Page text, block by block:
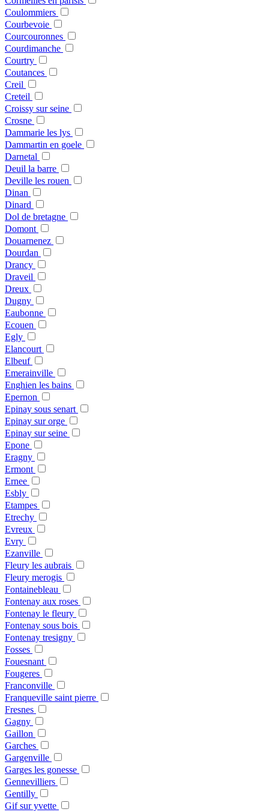
Coulommiers
Courbevoie
Courcouronnes
Courdimanche
Courtry
Coutances
Creil
Creteil
Croissy sur seine
Crosne
Dammarie les lys
Dammartin en goele
Darnetal
Deuil la barre
Deville les rouen
Dinan
Dinard
Dol de bretagne
Domont
Douarnenez
Dourdan
Drancy
Draveil
Dreux
Dugny
Eaubonne
Ecouen
Egly
Elancourt
Elbeuf
Emerainville
Enghien les bains
Epernon
Epinay sous senart
Epinay sur orge
Epinay sur seine
Epone
Eragny
Ermont
Ernee
Esbly
Etampes
Etrechy
Evreux
Evry
Ezanville
Fleury les aubrais
Fleury merogis
Fontainebleau
Fontenay aux roses
Fontenay le fleury
Fontenay sous bois
Fontenay tresigny
Fosses
Fouesnant
Fougeres
Franconville
Franqueville saint pierre
Fresnes
Gagny
Gaillon
Garches
Gargenville
Garges les gonesse
Gennevilliers
Gentilly
Gif sur yvette